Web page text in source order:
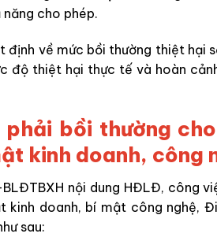
cho phép.
định về mức bồi thường thiệt hại
độ thiệt hại thực tế và hoàn
bồi thường
kinh doanh, công
nội dung HĐLĐ, công
kinh doanh, bí mật công nghệ,
sau: